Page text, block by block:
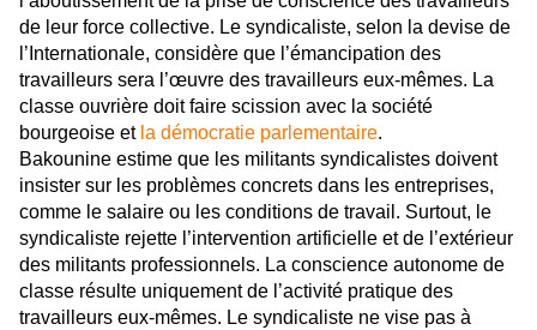
de leur force collective. Le syndicaliste, selon la devise de
l’Internationale, considère que l’émancipation des
travailleurs sera l’œuvre des travailleurs eux-mêmes. La
classe ouvrière doit faire scission avec la société
bourgeoise et la démocratie parlementaire.
Bakounine estime que les militants syndicalistes doivent
insister sur les problèmes concrets dans les entreprises,
comme le salaire ou les conditions de travail. Surtout, le
syndicaliste rejette l’intervention artificielle et de l’extérieur
des militants professionnels. La conscience autonome de
classe résulte uniquement de l’activité pratique des
travailleurs eux-mêmes. Le syndicaliste ne vise pas à